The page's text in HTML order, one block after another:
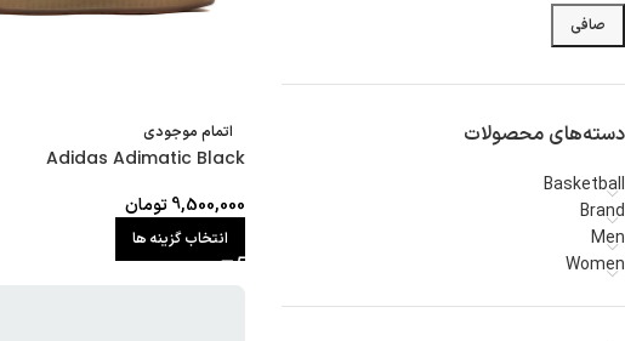
صافی
دسته‌های محصولات
Basketball
Brand
Men
Women
اتمام موجودی
Adidas Adimatic Black
9,500,000تومان
انتخاب گزینه ها